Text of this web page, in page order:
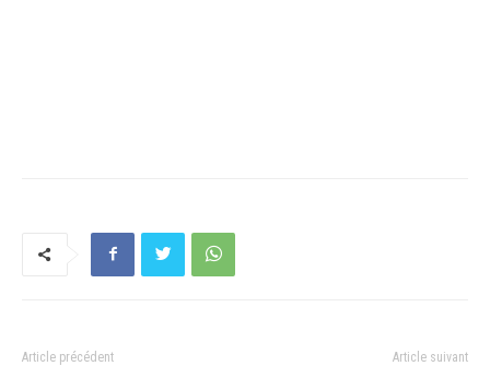
Article précédent Article suivant